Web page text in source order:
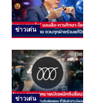
ข่าวเด่น
ข่าวเด่น